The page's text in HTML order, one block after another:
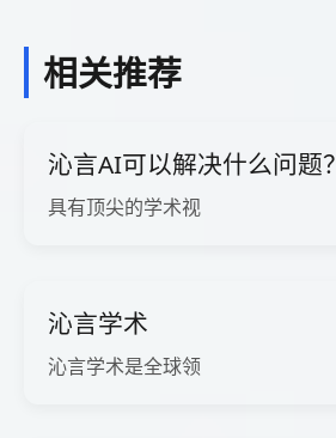
相关推荐
沁言AI可以解决什么问题？
具有顶尖的学术视
沁言学术
沁言学术是全球领